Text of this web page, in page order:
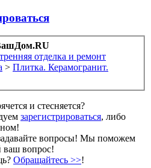
отделка и ремонт
> Плитка. Керамогранит.
и стесняется?
зарегистрироваться, либо
вопросы! Мы поможем
ваш вопрос!
Обращайтесь >>!